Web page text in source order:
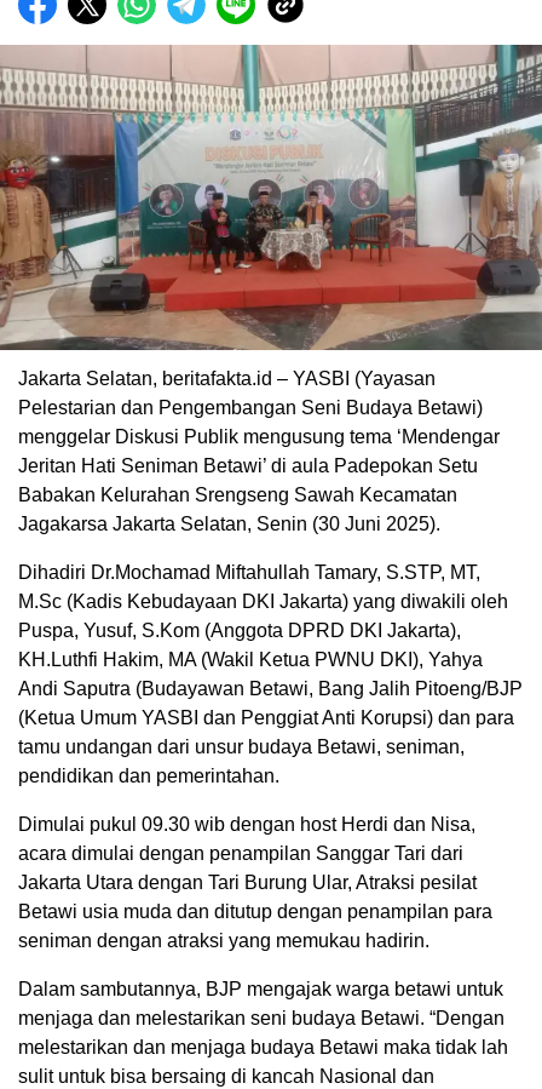
Jakarta Selatan, beritafakta.id – YASBI (Yayasan
Pelestarian dan Pengembangan Seni Budaya Betawi)
menggelar Diskusi Publik mengusung tema ‘Mendengar
Jeritan Hati Seniman Betawi’ di aula Padepokan Setu
Babakan Kelurahan Srengseng Sawah Kecamatan
Jagakarsa Jakarta Selatan, Senin (30 Juni 2025).
Dihadiri Dr.Mochamad Miftahullah Tamary, S.STP, MT,
M.Sc (Kadis Kebudayaan DKI Jakarta) yang diwakili oleh
Puspa, Yusuf, S.Kom (Anggota DPRD DKI Jakarta),
KH.Luthfi Hakim, MA (Wakil Ketua PWNU DKI), Yahya
Andi Saputra (Budayawan Betawi, Bang Jalih Pitoeng/BJP
(Ketua Umum YASBI dan Penggiat Anti Korupsi) dan para
tamu undangan dari unsur budaya Betawi, seniman,
pendidikan dan pemerintahan.
Dimulai pukul 09.30 wib dengan host Herdi dan Nisa,
acara dimulai dengan penampilan Sanggar Tari dari
Jakarta Utara dengan Tari Burung Ular, Atraksi pesilat
Betawi usia muda dan ditutup dengan penampilan para
seniman dengan atraksi yang memukau hadirin.
Dalam sambutannya, BJP mengajak warga betawi untuk
menjaga dan melestarikan seni budaya Betawi. “Dengan
melestarikan dan menjaga budaya Betawi maka tidak lah
sulit untuk bisa bersaing di kancah Nasional dan